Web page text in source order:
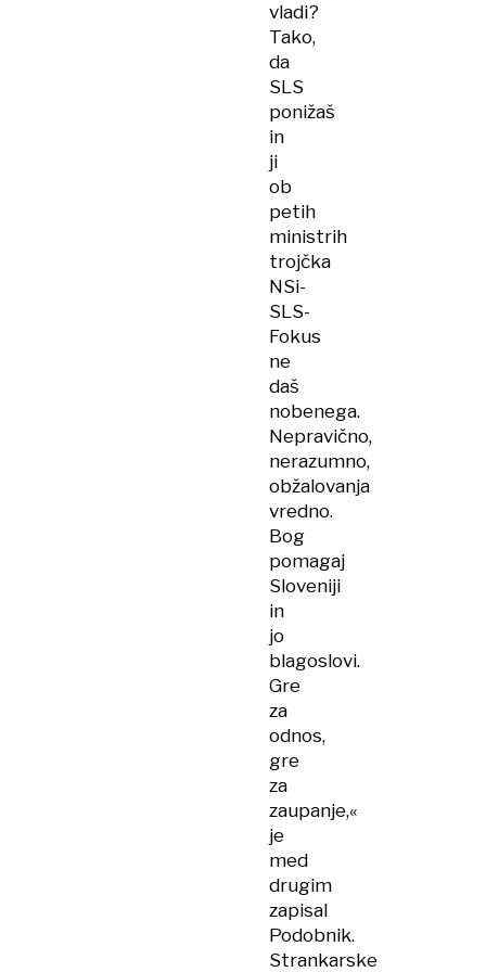
vladi?
Tako,
da
SLS
ponižaš
in
ji
ob
petih
ministrih
trojčka
NSi-
SLS-
Fokus
ne
daš
nobenega.
Nepravično,
nerazumno,
obžalovanja
vredno.
Bog
pomagaj
Sloveniji
in
jo
blagoslovi.
Gre
za
odnos,
gre
za
zaupanje,«
je
med
drugim
zapisal
Podobnik.
Strankarske